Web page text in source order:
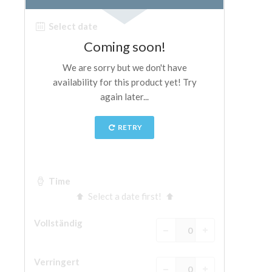
Museo Galileo
Boboli Gardens
The Arnolfo\'s tower
Vasari Corridor
Palazzo Vecchio
Santa Maria Novella
Eine Geführte Tour buchen